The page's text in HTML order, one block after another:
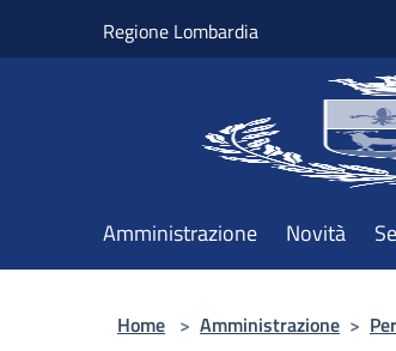
Regione Lombardia
Amministrazione Novità
Home > Amministrazione >